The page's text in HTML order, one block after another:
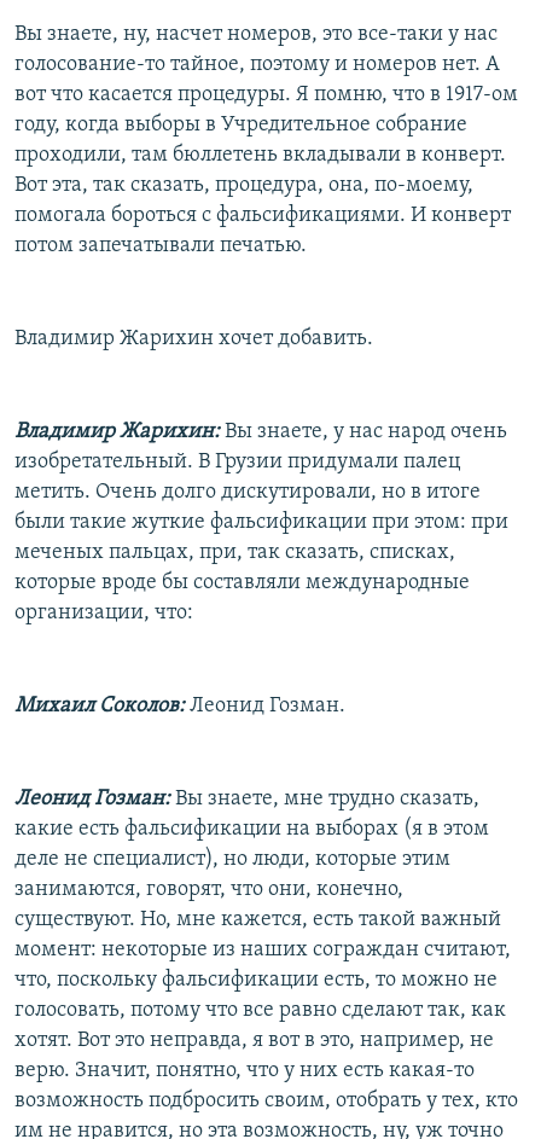
Вы знаете, ну, насчет номеров, это все-таки у нас
голосование-то тайное, поэтому и номеров нет. А
вот что касается процедуры. Я помню, что в 1917-ом
году, когда выборы в Учредительное собрание
проходили, там бюллетень вкладывали в конверт.
Вот эта, так сказать, процедура, она, по-моему,
помогала бороться с фальсификациями. И конверт
потом запечатывали печатью.
Владимир Жарихин хочет добавить.
Владимир Жарихин:Вы знаете, у нас народ очень
изобретательный. В Грузии придумали палец
метить. Очень долго дискутировали, но в итоге
были такие жуткие фальсификации при этом: при
меченых пальцах, при, так сказать, списках,
которые вроде бы составляли международные
организации, что:
Михаил Соколов:Леонид Гозман.
Леонид Гозман:Вы знаете, мне трудно сказать,
какие есть фальсификации на выборах (я в этом
деле не специалист), но люди, которые этим
занимаются, говорят, что они, конечно,
существуют. Но, мне кажется, есть такой важный
момент: некоторые из наших сограждан считают,
что, поскольку фальсификации есть, то можно не
голосовать, потому что все равно сделают так, как
хотят. Вот это неправда, я вот в это, например, не
верю. Значит, понятно, что у них есть какая-то
возможность подбросить своим, отобрать у тех, кто
им не нравится, но эта возможность, ну, уж точно